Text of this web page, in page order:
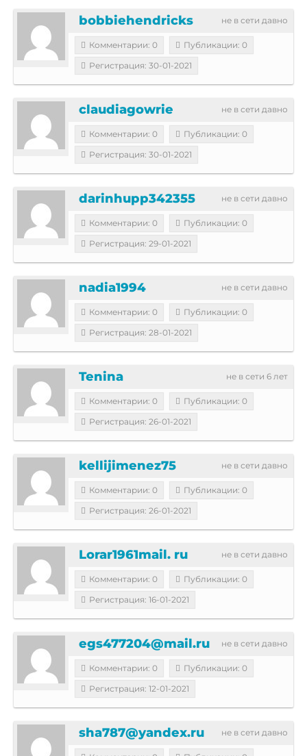
не в сети давно
bobbiehendricks
Комментарии: 0
Публикации: 0
Регистрация: 30-01-2021
не в сети давно
claudiagowrie
Комментарии: 0
Публикации: 0
Регистрация: 30-01-2021
не в сети давно
darinhupp342355
Комментарии: 0
Публикации: 0
Регистрация: 29-01-2021
не в сети давно
nadia1994
Комментарии: 0
Публикации: 0
Регистрация: 28-01-2021
не в сети 6 лет
Tenina
Комментарии: 0
Публикации: 0
Регистрация: 26-01-2021
не в сети давно
kellijimenez75
Комментарии: 0
Публикации: 0
Регистрация: 26-01-2021
не в сети давно
Lorar1961mail. ru
Комментарии: 0
Публикации: 0
Регистрация: 16-01-2021
не в сети давно
egs477204@mail.ru
Комментарии: 0
Публикации: 0
Регистрация: 12-01-2021
не в сети давно
sha787@yandex.ru